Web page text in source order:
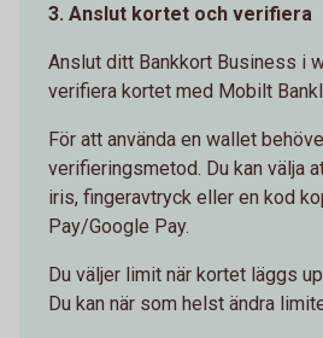
3. Anslut kortet och verifiera
Anslut ditt Bankkort Business i
verifiera kortet med Mobilt
För att använda en wallet
verifieringsmetod. Du kan välja
iris, fingeravtryck eller en kod
Pay/Google Pay.
Du väljer limit när kortet läggs
Du kan när som helst ändra